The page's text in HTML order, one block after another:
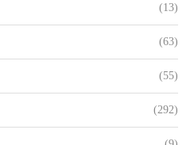
(13)
(63)
(55)
(292)